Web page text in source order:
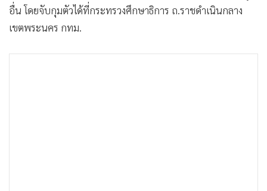
อื่น โดยจับกุมตัวได้ที่กระทรวงศึกษาธิการ ถ.ราชดำเนินกลาง
เขตพระนคร กทม.